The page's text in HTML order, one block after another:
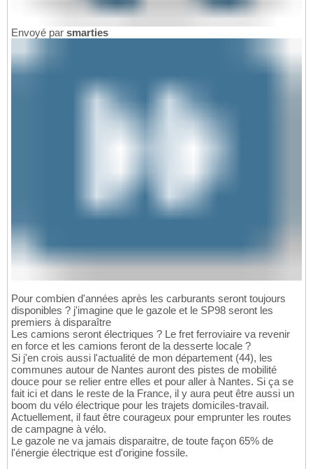
Envoyé par smarties
Pour combien d'années après les carburants seront toujours
disponibles ? j'imagine que le gazole et le SP98 seront les
premiers à disparaître
Les camions seront électriques ? Le fret ferroviaire va revenir
en force et les camions feront de la desserte locale ?
Si j'en crois aussi l'actualité de mon département (44), les
communes autour de Nantes auront des pistes de mobilité
douce pour se relier entre elles et pour aller à Nantes. Si ça se
fait ici et dans le reste de la France, il y aura peut être aussi un
boom du vélo électrique pour les trajets domiciles-travail.
Actuellement, il faut être courageux pour emprunter les routes
de campagne à vélo.
Le gazole ne va jamais disparaitre, de toute façon 65% de
l'énergie électrique est d'origine fossile.